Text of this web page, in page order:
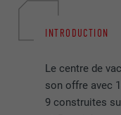
INTRODUCTION
Le centre de
son offre avec
9 construites